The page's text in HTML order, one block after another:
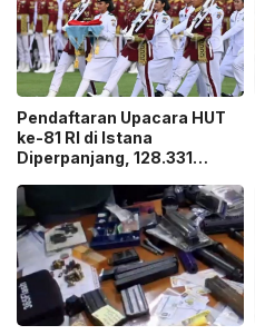
Pendaftaran Upacara HUT
ke-81 RI di Istana
Diperpanjang, 128.331
Ticket”